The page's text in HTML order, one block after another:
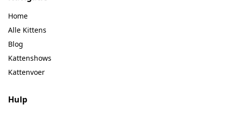
Home
Alle Kittens
Blog
Kattenshows
Kattenvoer
Hulp